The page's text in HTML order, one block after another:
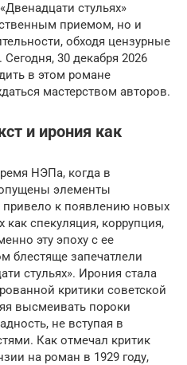
стульях»
приемом, но и
обходя цензурные
30 декабря 2026
в этом романе
мастерством авторов.
и ирония как
НЭПа, когда в
элементы
к появлению новых
спекуляция, коррупция,
эту эпоху с ее
блестяще запечатлели
стульях». Ирония стала
критики советской
высмеивать пороки
не вступая в
Как отмечал критик
на роман в 1929 году,